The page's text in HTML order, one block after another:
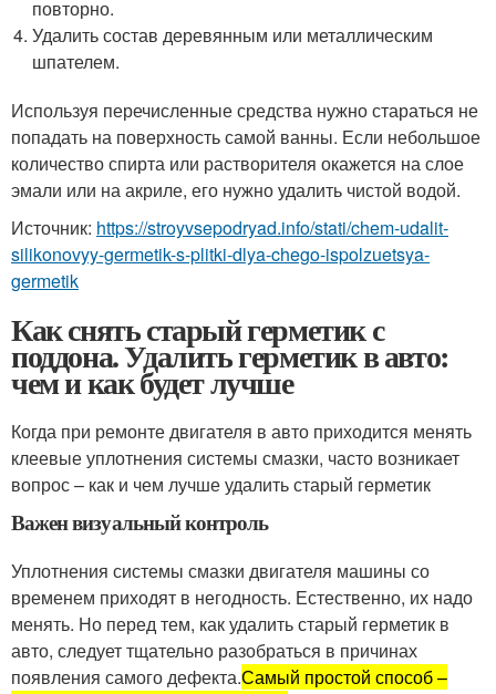
повторно.
Удалить состав деревянным или металлическим
шпателем.
Используя перечисленные средства нужно стараться не
попадать на поверхность самой ванны. Если небольшое
количество спирта или растворителя окажется на слое
эмали или на акриле, его нужно удалить чистой водой.
Источник: https://stroyvsepodryad.info/stati/chem-udalit-
silikonovyy-germetik-s-plitki-dlya-chego-ispolzuetsya-
germetik
Как снять старый герметик с
поддона. Удалить герметик в авто:
чем и как будет лучше
Когда при ремонте двигателя в авто приходится менять
клеевые уплотнения системы смазки, часто возникает
вопрос – как и чем лучше удалить старый герметик
Важен визуальный контроль
Уплотнения системы смазки двигателя машины со
временем приходят в негодность. Естественно, их надо
менять. Но перед тем, как удалить старый герметик в
авто, следует тщательно разобраться в причинах
появления самого дефекта.Самый простой способ –